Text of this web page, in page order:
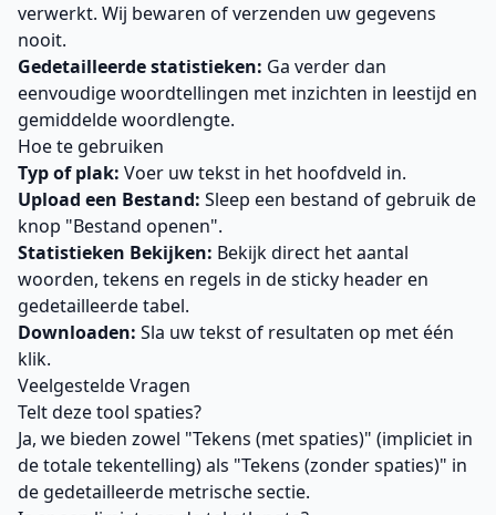
verwerkt. Wij bewaren of verzenden uw gegevens
nooit.
Gedetailleerde statistieken: Ga verder dan
eenvoudige woordtellingen met inzichten in leestijd en
gemiddelde woordlengte.
Hoe te gebruiken
Typ of plak: Voer uw tekst in het hoofdveld in.
Upload een Bestand: Sleep een bestand of gebruik de
knop "Bestand openen".
Statistieken Bekijken: Bekijk direct het aantal
woorden, tekens en regels in de sticky header en
gedetailleerde tabel.
Downloaden: Sla uw tekst of resultaten op met één
klik.
Veelgestelde Vragen
Telt deze tool spaties?
Ja, we bieden zowel "Tekens (met spaties)" (impliciet in
de totale tekentelling) als "Tekens (zonder spaties)" in
de gedetailleerde metrische sectie.